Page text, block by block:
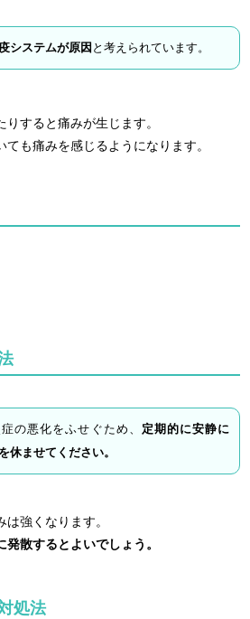
システムが原因 と考えられています。
すると痛みが生じます。
も痛みを感じるようになります。
の悪化をふせぐため、 定期的に安静に
休ませてください。
強くなります。
散するとよいでしょう。
処法